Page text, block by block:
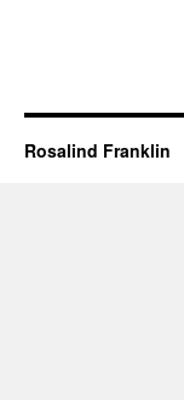
Rosalind Franklin